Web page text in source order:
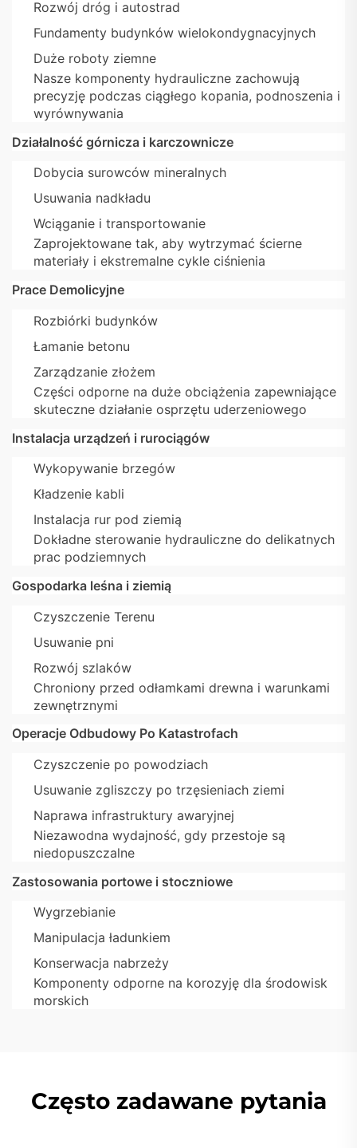
Rozwój dróg i autostrad
Fundamenty budynków wielokondygnacyjnych
Duże roboty ziemne
Nasze komponenty hydrauliczne zachowują
precyzję podczas ciągłego kopania, podnoszenia i
wyrównywania
Działalność górnicza i karczownicze
Dobycia surowców mineralnych
Usuwania nadkładu
Wciąganie i transportowanie
Zaprojektowane tak, aby wytrzymać ścierne
materiały i ekstremalne cykle ciśnienia
Prace Demolicyjne
Rozbiórki budynków
Łamanie betonu
Zarządzanie złożem
Części odporne na duże obciążenia zapewniające
skuteczne działanie osprzętu uderzeniowego
Instalacja urządzeń i rurociągów
Wykopywanie brzegów
Kładzenie kabli
Instalacja rur pod ziemią
Dokładne sterowanie hydrauliczne do delikatnych
prac podziemnych
Gospodarka leśna i ziemią
Czyszczenie Terenu
Usuwanie pni
Rozwój szlaków
Chroniony przed odłamkami drewna i warunkami
zewnętrznymi
Operacje Odbudowy Po Katastrofach
Czyszczenie po powodziach
Usuwanie zgliszczy po trzęsieniach ziemi
Naprawa infrastruktury awaryjnej
Niezawodna wydajność, gdy przestoje są
niedopuszczalne
Zastosowania portowe i stoczniowe
Wygrzebianie
Manipulacja ładunkiem
Konserwacja nabrzeży
Komponenty odporne na korozyję dla środowisk
morskich
Często zadawane pytania